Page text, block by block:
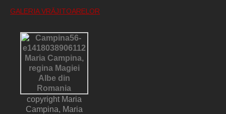
GALERIA VRĂJITOARELOR
copyright Maria
Campina, Maria